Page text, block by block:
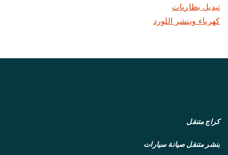
تبديل بطاريات
كهرباء وبنشر اللورد
كراج متنقل
بنشر متنقلصيانة سيارات